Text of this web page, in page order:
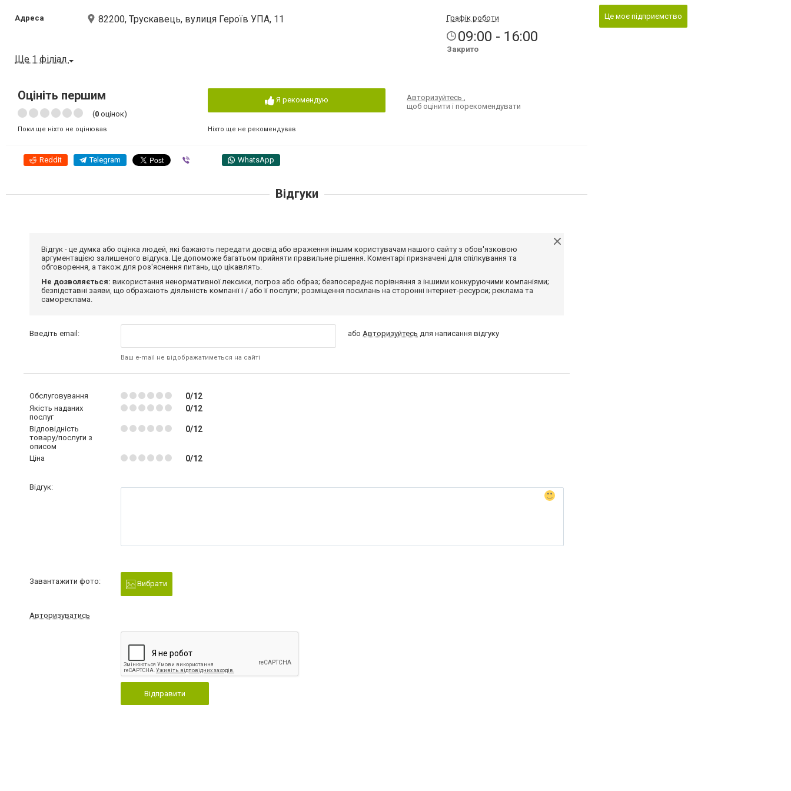
Адреса 82200, Трускавець, вулиця Героїв УПА, 11 Графік роботи
09:00 - 16:00
Закрито
Ще 1 філіал
Оцініть першим
(0 оцінок)
Поки ще ніхто не оцінював
Я рекомендую
Ніхто ще не рекомендував
Авторизуйтесь,
щоб оцінити і порекомендувати
Reddit Telegram WhatsApp
Це моє підприємство
Відгуки
Відгук - це думка або оцінка людей, які бажають передати досвід або враження іншим користувачам нашого сайту з обов'язковою
аргументацією залишеного відгука. Це допоможе багатьом прийняти правильне рішення. Коментарі призначені для спілкування та
обговорення, а також для роз'яснення питань, що цікавлять.
Не дозволяється: використання ненормативної лексики, погроз або образ; безпосереднє порівняння з іншими конкуруючими компаніями;
безпідставні заяви, що ображають діяльність компанії і / або її послуги; розміщення посилань на сторонні інтернет-ресурси; реклама та
самореклама.
Введіть email:
Ваш e-mail не відображатиметься на сайті
абоАвторизуйтесь для написання відгуку
Обслуговування 0/12
Якість наданих
послуг
0/12
Відповідність
товару/послуги з
описом
0/12
Ціна 0/12
Відгук:
Завантажити фото: Вибрати
Авторизуватись
Відправити